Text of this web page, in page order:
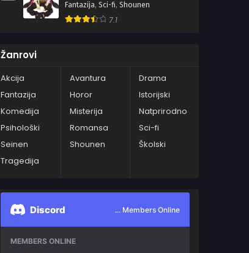
Fantazija, Sci-fi, Shounen
7.1
Žanrovi
Akcija Avantura
Drama
Fantazija
Horor
Istorijski
Komedija
Misterija
Natprirodno
Psihološki
Romansa
Sci-fi
Seinen
Shounen
Školski
Tragedija
Discord ... Members Online
MEMBERS ONLINE